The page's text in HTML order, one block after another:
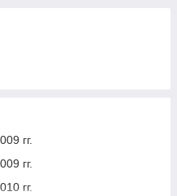
гг.
гг.
гг.